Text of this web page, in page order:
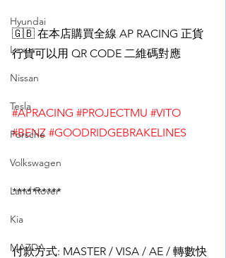
Hyundai
Lexus
Nissan
Tesla
Porsche
Volkswagen
Land Rover
Kia
MAZDA
🇬🇧 在本店購買全線 AP RACING 正貨
行貨可以用 QR CODE 二維碼對應
#APRACING #PROJECTMU #VITO
#BENZ #GOODRIDGEBRAKELINES
**********
付款方式: MASTER / VISA / AE / 轉數快